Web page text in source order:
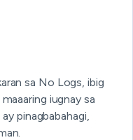
sa No Logs, ibig
iugnay sa
pinagbabahagi,